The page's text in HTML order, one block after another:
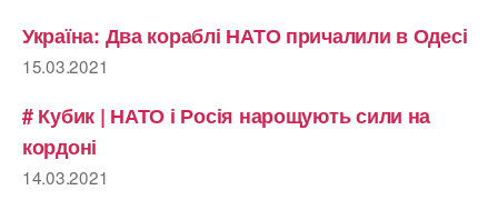
Україна: Два кораблі НАТО причалили в Одесі
15.03.2021
# Кубик | НАТО і Росія нарощують сили на
кордоні
14.03.2021